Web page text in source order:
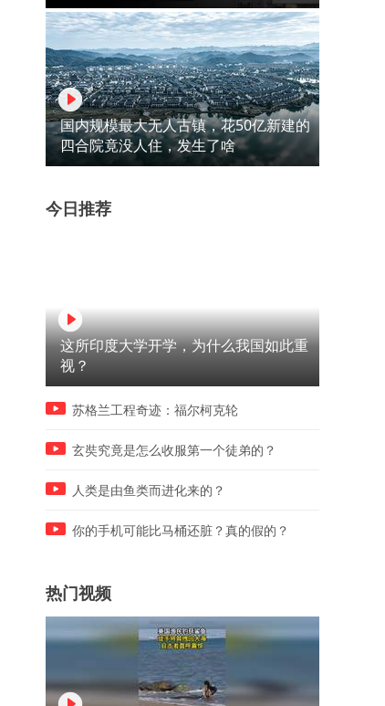
00:32
给自己劝破防了 要不是有摄像机都哭出来了
国内规模最大无人古镇，花50亿新建的
四合院竟没人住，发生了啥
今日推荐
这所印度大学开学，为什么我国如此重
视？
苏格兰工程奇迹：福尔柯克轮
玄奘究竟是怎么收服第一个徒弟的？
人类是由鱼类而进化来的？
你的手机可能比马桶还脏？真的假的？
热门视频